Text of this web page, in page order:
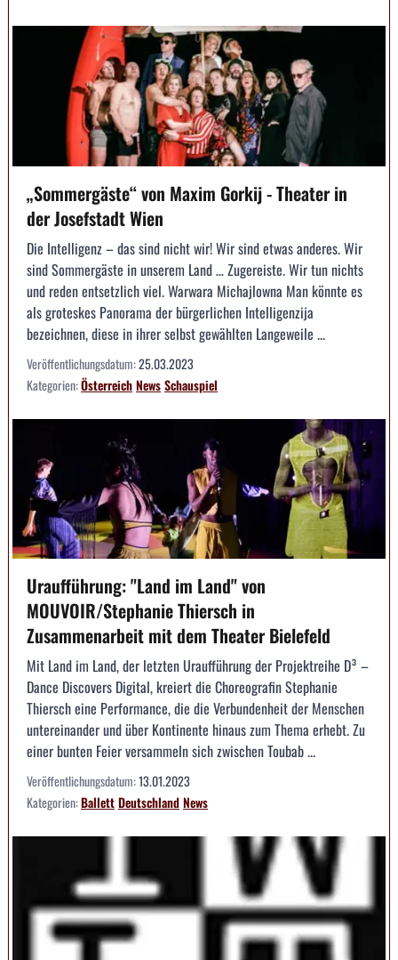
„Sommergäste“ von Maxim Gorkij - Theater in
der Josefstadt Wien
Die Intelligenz – das sind nicht wir! Wir sind etwas anderes. Wir
sind Sommergäste in unserem Land … Zugereiste. Wir tun nichts
und reden entsetzlich viel. Warwara Michajlowna Man könnte es
als groteskes Panorama der bürgerlichen Intelligenzija
bezeichnen, diese in ihrer selbst gewählten Langeweile ...
Veröffentlichungsdatum:25.03.2023
Kategorien:ÖsterreichNewsSchauspiel
Uraufführung: "Land im Land" von
MOUVOIR/Stephanie Thiersch in
Zusammenarbeit mit dem Theater Bielefeld
Mit Land im Land, der letzten Uraufführung der Projektreihe D³ –
Dance Discovers Digital, kreiert die Choreografin Stephanie
Thiersch eine Performance, die die Verbundenheit der Menschen
untereinander und über Kontinente hinaus zum Thema erhebt. Zu
einer bunten Feier versammeln sich zwischen Toubab ...
Veröffentlichungsdatum:13.01.2023
Kategorien:BallettDeutschlandNews